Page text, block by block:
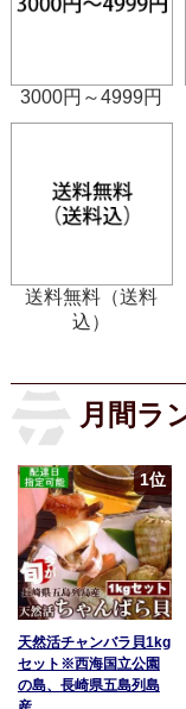
3000円～4999円
送料無料（送料
込）
月間ラ
1位
天然活チャンバラ貝1kg
セット※西海国立公園
の島、長崎県五島列島